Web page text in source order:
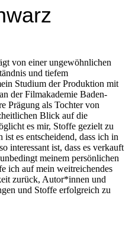
von einer ungewöhnlichen
und tiefem
Studium der Produktion mit
der Filmakademie Baden-
Prägung als Tochter von
Blick auf die
es mir, Stoffe gezielt zu
es entscheidend, dass ich in
interessant ist, dass es verkauft
meinem persönlichen
ich auf mein weitreichendes
zurück, Autor*innen und
und Stoffe erfolgreich zu